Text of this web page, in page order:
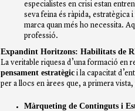
especialistes en crisi estan
seva feina és ràpida, estratègica
marca quan més ho necessita.
professió.
Expandint Horitzons: Habilitats de
La veritable riquesa d’una formació en
pensament estratègici la capacitat
per a llocs en àrees que, a primera
Màrqueting de Continguts i